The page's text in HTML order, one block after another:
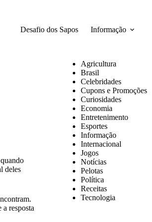
Desafio dos Sapos Informação
deles
resposta
Agricultura
Brasil
Celebridades
Cupons e Promoções
Curiosidades
Economia
Entretenimento
Esportes
Informação
Internacional
Jogos
Notícias
Pelotas
Política
Receitas
Tecnologia